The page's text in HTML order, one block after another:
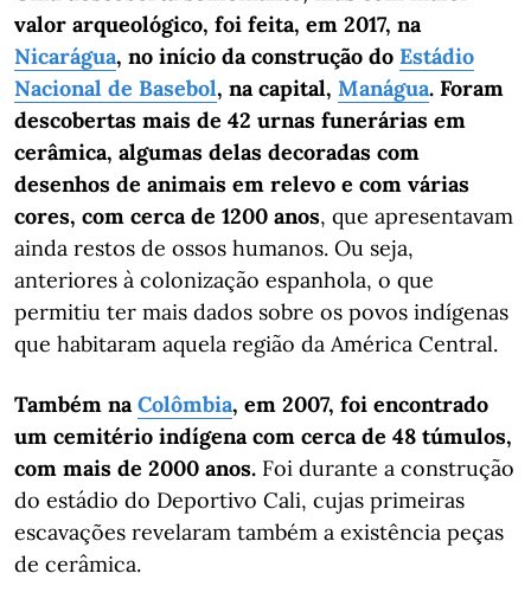
valor arqueológico, foi feita, em 2017, na
Nicarágua, no início da construção do Estádio
Nacional de Basebol, na capital, Manágua. Foram
descobertas mais de 42 urnas funerárias em
cerâmica, algumas delas decoradas com
desenhos de animais em relevo e com várias
cores, com cerca de 1200 anos, que apresentavam
ainda restos de ossos humanos. Ou seja,
anteriores à colonização espanhola, o que
permitiu ter mais dados sobre os povos indígenas
que habitaram aquela região da América Central.
Também naColômbia, em 2007, foi encontrado
um cemitério indígena com cerca de 48 túmulos,
com mais de 2000 anos. Foi durante a construção
do estádio do Deportivo Cali, cujas primeiras
escavações revelaram também a existência peças
de cerâmica.